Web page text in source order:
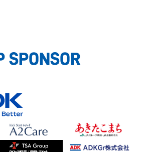
SPONSOR